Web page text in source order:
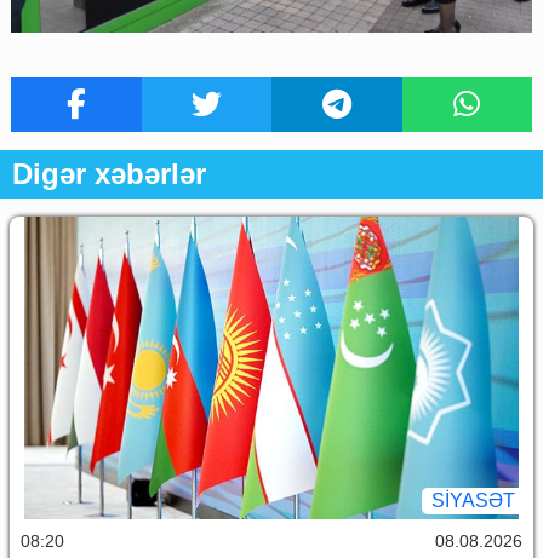
Digər xəbərlər
SİYASƏT
08:20 08.08.2026